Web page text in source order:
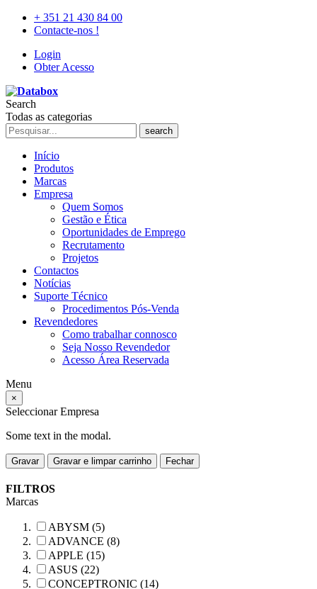
+ 351 21 430 84 00
Contacte-nos !
Login
Obter Acesso
Search
Todas as categorias
search
Início
Produtos
Marcas
Empresa
Quem Somos
Gestão e Ética
Oportunidades de Emprego
Recrutamento
Projetos
Contactos
Notícias
Suporte Técnico
Procedimentos Pós-Venda
Revendedores
Como trabalhar connosco
Seja Nosso Revendedor
Acesso Área Reservada
Menu
×
Seleccionar Empresa
Some text in the modal.
Gravar Gravar e limpar carrinho Fechar
FILTROS
Marcas
ABYSM (5)
ADVANCE (8)
APPLE (15)
ASUS (22)
CONCEPTRONIC (14)